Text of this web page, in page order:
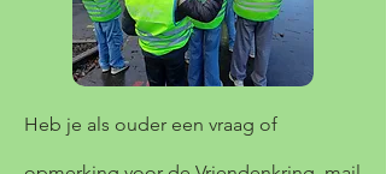
Heb je als ouder een vraag of